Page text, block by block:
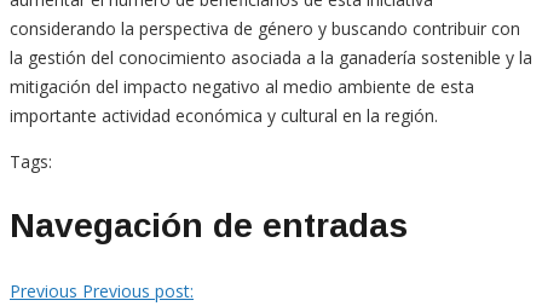
considerando la perspectiva de género y buscando contribuir con
la gestión del conocimiento asociada a la ganadería sostenible y la
mitigación del impacto negativo al medio ambiente de esta
importante actividad económica y cultural en la región.
Tags:
Navegación de entradas
Previous Previous post: